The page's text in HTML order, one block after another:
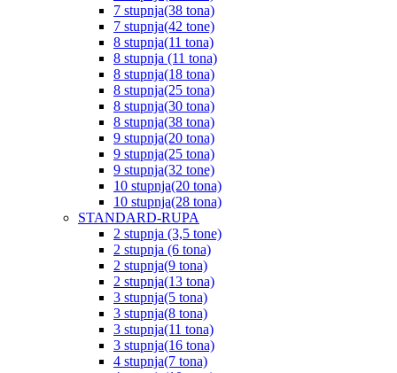
7 stupnja(38 tona)
7 stupnja(42 tone)
8 stupnja(11 tona)
8 stupnja (11 tona)
8 stupnja(18 tona)
8 stupnja(25 tona)
8 stupnja(30 tona)
8 stupnja(38 tona)
9 stupnja(20 tona)
9 stupnja(25 tona)
9 stupnja(32 tone)
10 stupnja(20 tona)
10 stupnja(28 tona)
STANDARD-RUPA
2 stupnja (3,5 tone)
2 stupnja (6 tona)
2 stupnja(9 tona)
2 stupnja(13 tona)
3 stupnja(5 tona)
3 stupnja(8 tona)
3 stupnja(11 tona)
3 stupnja(16 tona)
4 stupnja(7 tona)